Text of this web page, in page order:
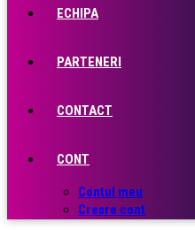
ECHIPA
PARTENERI
CONTACT
CONT
Contul meu
Creare cont